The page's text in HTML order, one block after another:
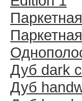
Дуб dark
Дуб